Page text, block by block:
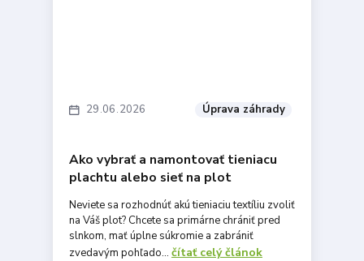
29 06 2026 Úprava záhrady
Ako vybrať a namontovať tieniacu
plachtu alebo sieť na plot
Neviete sa rozhodnúť akú tieniaciu textíliu zvoliť
na Váš plot? Chcete sa primárne chrániť pred
slnkom, mať úplne súkromie a zabrániť
zvedavým pohľado... čítať celý článok